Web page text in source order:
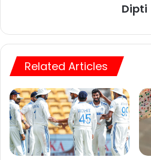
Dipti
Related Articles